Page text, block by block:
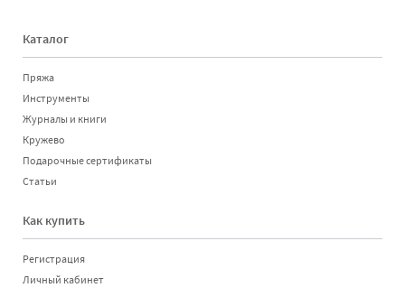
Каталог
Пряжа
Инструменты
Журналы и книги
Кружево
Подарочные сертификаты
Статьи
Как купить
Регистрация
Личный кабинет